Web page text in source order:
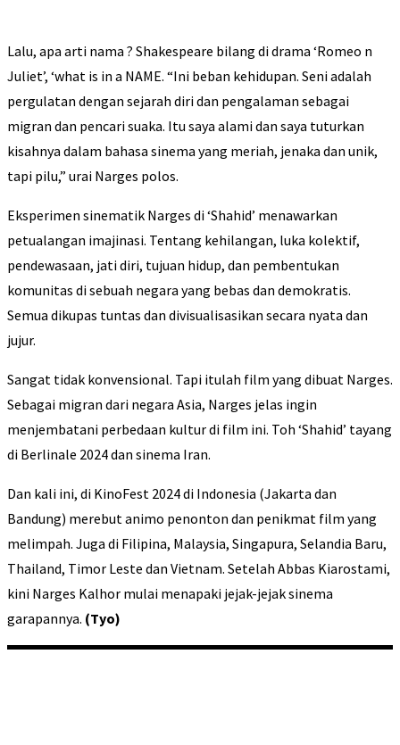
Lalu, apa arti nama ? Shakespeare bilang di drama ‘Romeo n
Juliet’, ‘what is in a NAME. “Ini beban kehidupan. Seni adalah
pergulatan dengan sejarah diri dan pengalaman sebagai
migran dan pencari suaka. Itu saya alami dan saya tuturkan
kisahnya dalam bahasa sinema yang meriah, jenaka dan unik,
tapi pilu,” urai Narges polos.
Eksperimen sinematik Narges di ‘Shahid’ menawarkan
petualangan imajinasi. Tentang kehilangan, luka kolektif,
pendewasaan, jati diri, tujuan hidup, dan pembentukan
komunitas di sebuah negara yang bebas dan demokratis.
Semua dikupas tuntas dan divisualisasikan secara nyata dan
jujur.
Sangat tidak konvensional. Tapi itulah film yang dibuat Narges.
Sebagai migran dari negara Asia, Narges jelas ingin
menjembatani perbedaan kultur di film ini. Toh ‘Shahid’ tayang
di Berlinale 2024 dan sinema Iran.
Dan kali ini, di KinoFest 2024 di Indonesia (Jakarta dan
Bandung) merebut animo penonton dan penikmat film yang
melimpah. Juga di Filipina, Malaysia, Singapura, Selandia Baru,
Thailand, Timor Leste dan Vietnam. Setelah Abbas Kiarostami,
kini Narges Kalhor mulai menapaki jejak-jejak sinema
garapannya. (Tyo)